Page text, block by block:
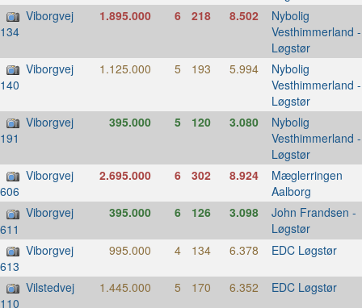
Viborgvej
134
1.895.000 6 218 8.502 Nybolig
Vesthimmerland -
Løgstør
Viborgvej
140
1.125.000 5 193 5.994 Nybolig
Vesthimmerland -
Løgstør
Viborgvej
191
395.000 5 120 3.080 Nybolig
Vesthimmerland -
Løgstør
Viborgvej
606
2.695.000 6 302 8.924 Mæglerringen
Aalborg
Viborgvej
611
395.000 6 126 3.098 John Frandsen -
Løgstør
Viborgvej
613
995.000 4 134 6.378 EDC Løgstør
Vilstedvej
110
1.445.000 5 170 6.352 EDC Løgstør